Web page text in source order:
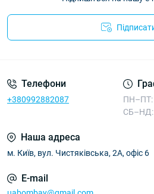
Телефони
+380992882087
ПН–ПТ:
СБ–НД:
Наша адреса
м. Київ, вул. Чистяківська, 2А, офіс 6
E-mail